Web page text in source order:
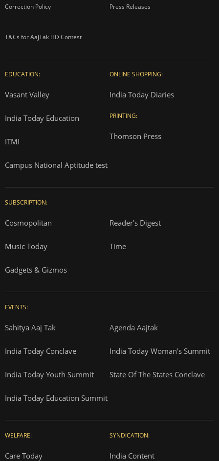
Correction Policy Press Releases
T&Cs for AajTak HD Contest
EDUCATION:
Vasant Valley
India Today Education
ITMI
Campus National Aptitude test
ONLINE SHOPPING:
India Today Diaries
PRINTING:
Thomson Press
SUBSCRIPTION:
Cosmopolitan Reader's Digest
Music Today Time
Gadgets & Gizmos
EVENTS:
Sahitya Aaj Tak Agenda Aajtak
India Today Conclave India Today Woman's Summit
India Today Youth Summit State Of The States Conclave
India Today Education Summit
WELFARE:
Care Today
SYNDICATION:
India Content